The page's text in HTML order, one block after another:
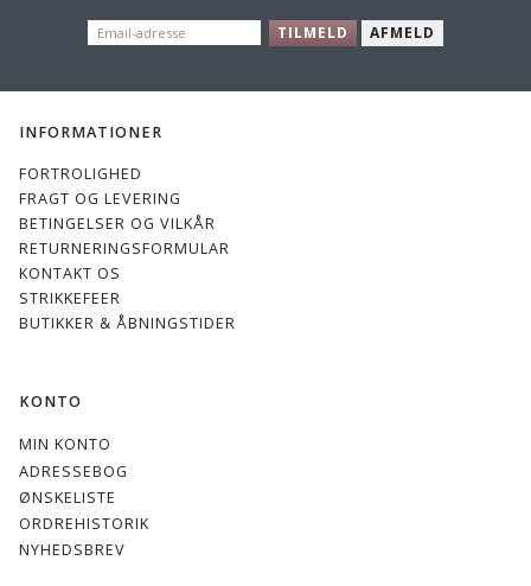
EMAIL-
ADRESSE
TILMELD AFMELD
INFORMATIONER
FORTROLIGHED
FRAGT OG LEVERING
BETINGELSER OG VILKÅR
RETURNERINGSFORMULAR
KONTAKT OS
STRIKKEFEER
BUTIKKER & ÅBNINGSTIDER
KONTO
MIN KONTO
ADRESSEBOG
ØNSKELISTE
ORDREHISTORIK
NYHEDSBREV